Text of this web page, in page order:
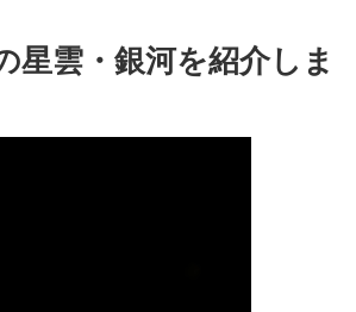
星雲・銀河を紹介しま